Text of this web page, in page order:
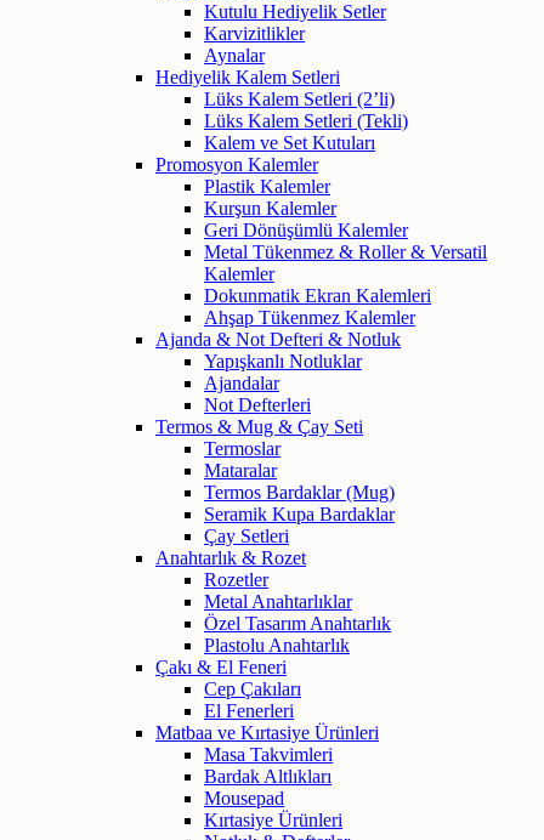
Kutulu Hediyelik Setler
Karvizitlikler
Aynalar
Hediyelik Kalem Setleri
Lüks Kalem Setleri (2’li)
Lüks Kalem Setleri (Tekli)
Kalem ve Set Kutuları
Promosyon Kalemler
Plastik Kalemler
Kurşun Kalemler
Geri Dönüşümlü Kalemler
Metal Tükenmez & Roller & Versatil
Kalemler
Dokunmatik Ekran Kalemleri
Ahşap Tükenmez Kalemler
Ajanda & Not Defteri & Notluk
Yapışkanlı Notluklar
Ajandalar
Not Defterleri
Termos & Mug & Çay Seti
Termoslar
Mataralar
Termos Bardaklar (Mug)
Seramik Kupa Bardaklar
Çay Setleri
Anahtarlık & Rozet
Rozetler
Metal Anahtarlıklar
Özel Tasarım Anahtarlık
Plastolu Anahtarlık
Çakı & El Feneri
Cep Çakıları
El Fenerleri
Matbaa ve Kırtasiye Ürünleri
Masa Takvimleri
Bardak Altlıkları
Mousepad
Kırtasiye Ürünleri